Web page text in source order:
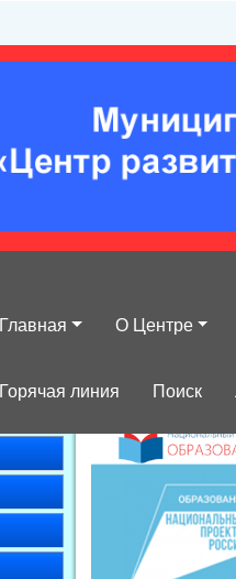
Главная О Центре
Горячая линия Поиск